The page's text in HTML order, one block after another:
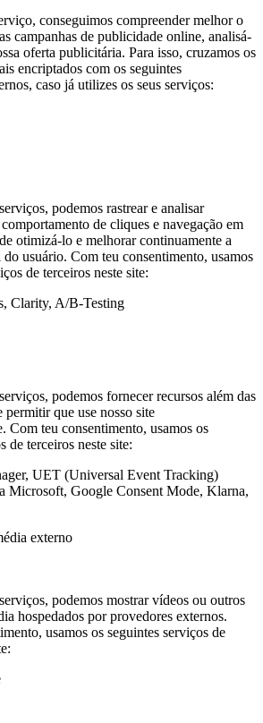
conseguimos compreender melhor o
campanhas de publicidade online, analisá-
oferta publicitária. Para isso, cruzamos os
encriptados com os seguintes
caso já utilizes os seus serviços:
podemos rastrear e analisar
de cliques e navegação em
otimizá-lo e melhorar continuamente a
usuário. Com teu consentimento, usamos
de terceiros neste site:
Clarity, A/B-Testing
podemos fornecer recursos além das
permitir que use nosso site
Com teu consentimento, usamos os
de terceiros neste site:
UET (Universal Event Tracking)
Microsoft, Google Consent Mode, Klarna,
externo
podemos mostrar vídeos ou outros
hospedados por provedores externos.
usamos os seguintes serviços de